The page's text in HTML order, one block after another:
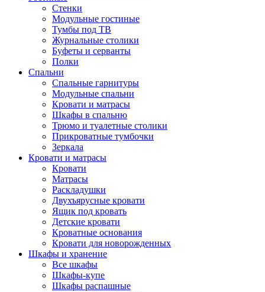
Стенки
Модульные гостиные
Тумбы под ТВ
Журнальные столики
Буфеты и серванты
Полки
Спальни
Спальные гарнитуры
Модульные спальни
Кровати и матрасы
Шкафы в спальню
Трюмо и туалетные столики
Прикроватные тумбочки
Зеркала
Кровати и матрасы
Кровати
Матрасы
Раскладушки
Двухъярусные кровати
Ящик под кровать
Детские кровати
Кроватные основания
Кровати для новорожденных
Шкафы и хранение
Все шкафы
Шкафы-купе
Шкафы распашные